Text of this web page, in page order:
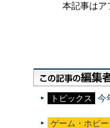
本記事はア
トピックス 今
ゲーム・ホビー